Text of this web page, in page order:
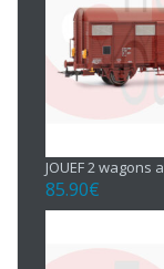
JOUEF 2
85.90€